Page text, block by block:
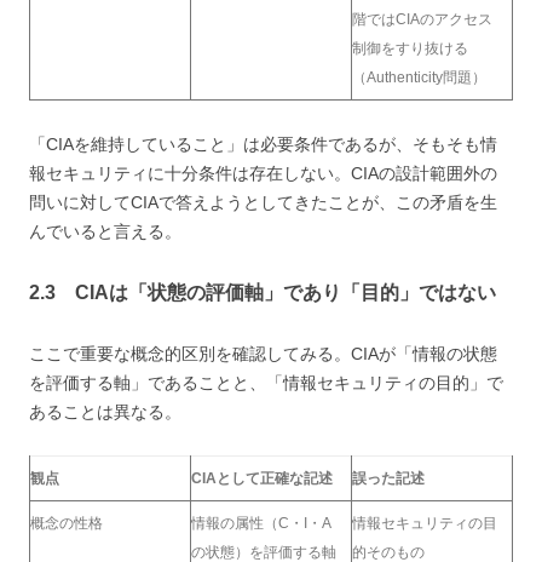
階ではCIAのアクセス
制御をすり抜ける
（Authenticity問題）
「CIAを維持していること」は必要条件であるが、そもそも情
報セキュリティに十分条件は存在しない。CIAの設計範囲外の
問いに対してCIAで答えようとしてきたことが、この矛盾を生
んでいると言える。
2.3 CIAは「状態の評価軸」であり「目的」ではない
ここで重要な概念的区別を確認してみる。CIAが「情報の状態
を評価する軸」であることと、「情報セキュリティの目的」で
あることは異なる。
観点 CIAとして正確な記述 誤った記述
概念の性格
情報の属性（C・I・A
の状態）を評価する軸
情報セキュリティの目
的そのもの